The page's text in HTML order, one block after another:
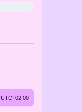
UTC+02:00